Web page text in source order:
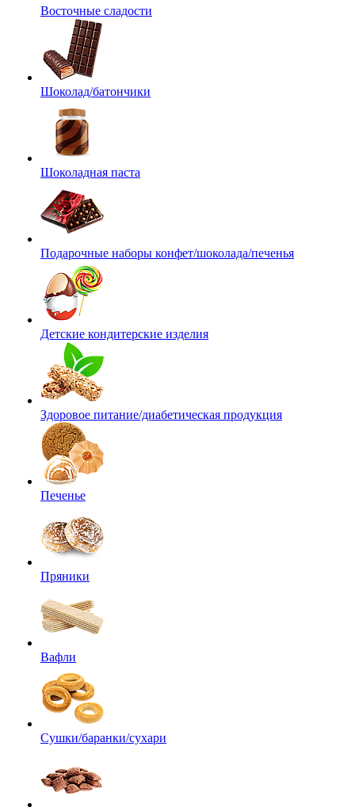
Восточные сладости
Шоколад/батончики
Шоколадная паста
Подарочные наборы конфет/шоколада/печенья
Детские кондитерские изделия
Здоровое питание/диабетическая продукция
Печенье
Пряники
Вафли
Сушки/баранки/сухари